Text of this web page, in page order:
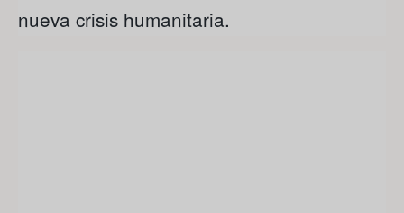
nueva crisis humanitaria.